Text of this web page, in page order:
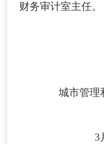
财务审计室主任。
城市管理
3